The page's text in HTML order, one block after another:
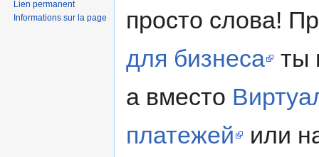
просто слова!
для бизнеса ты
а вместо
платежей
или
Lien permanent
Informations sur la page